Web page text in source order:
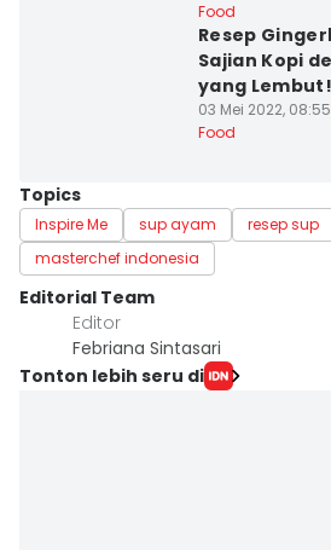
Food
Resep
Sajian Kopi
yang Lembut!
03 Mei 2022,
Food
Topics
Inspire Me sup ayam
resep sup
masterchef indonesia
Editorial Team
Editor
Febriana Sintasari
Tonton lebih seru di